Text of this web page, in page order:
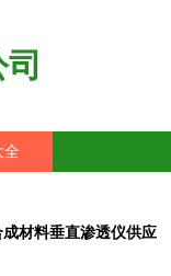
全
材料垂直渗透仪供应